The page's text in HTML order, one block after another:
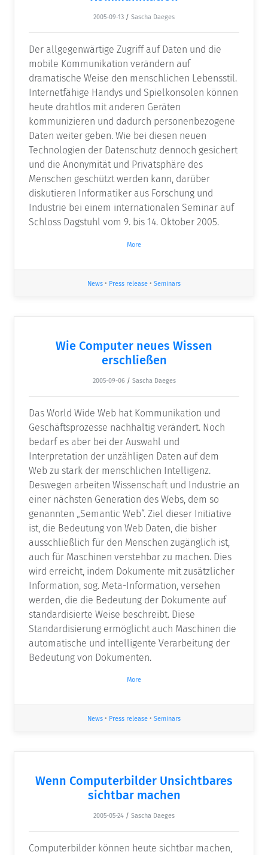
2005-09-13 / Sascha Daeges
Der allgegenwärtige Zugriff auf Daten und die
mobile Kommunikation verändern auf
dramatische Weise den menschlichen Lebensstil.
Internetfähige Handys und Spielkonsolen können
heute drahtlos mit anderen Geräten
kommunizieren und dadurch personenbezogene
Daten weiter geben. Wie bei diesen neuen
Technologien der Datenschutz dennoch gesichert
und die Anonymität und Privatsphäre des
Menschen geschützt werden kann, darüber
diskutieren Informatiker aus Forschung und
Industrie bei einem internationalen Seminar auf
Schloss Dagstuhl vom 9. bis 14. Oktober 2005.
More
News • Press release • Seminars
Wie Computer neues Wissen
erschließen
2005-09-06 / Sascha Daeges
Das World Wide Web hat Kommunikation und
Geschäftsprozesse nachhaltig verändert. Noch
bedarf es aber bei der Auswahl und
Interpretation der unzähligen Daten auf dem
Web zu stark der menschlichen Intelligenz.
Deswegen arbeiten Wissenschaft und Industrie an
einer nächsten Generation des Webs, dem so
genannten „Semantic Web“. Ziel dieser Initiative
ist, die Bedeutung von Web Daten, die bisher
ausschließlich für den Menschen zugänglich ist,
auch für Maschinen verstehbar zu machen. Dies
wird erreicht, indem Dokumente mit zusätzlicher
Information, sog. Meta-Information, versehen
werden, die die Bedeutung der Dokumente auf
standardisierte Weise beschreibt. Diese
Standardisierung ermöglicht auch Maschinen die
automatische und intelligente Verarbeitung der
Bedeutung von Dokumenten.
More
News • Press release • Seminars
Wenn Computerbilder Unsichtbares
sichtbar machen
2005-05-24 / Sascha Daeges
Computerbilder können heute sichtbar machen,